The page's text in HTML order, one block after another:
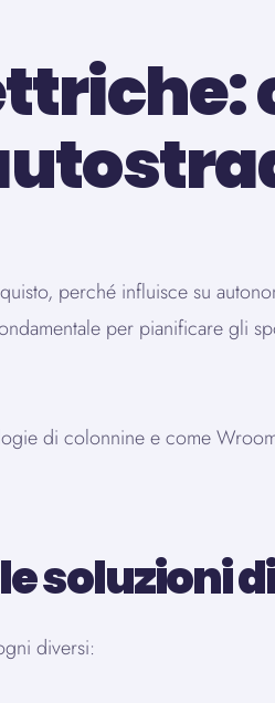
perché influisce su
per pianificare gli
di colonnine e come
soluzioni
diversi: